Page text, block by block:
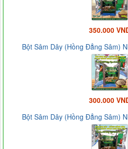
350.000
Bột Sâm Dây (Hồng Đẳng Sâm)
300.000
Bột Sâm Dây (Hồng Đẳng Sâm)